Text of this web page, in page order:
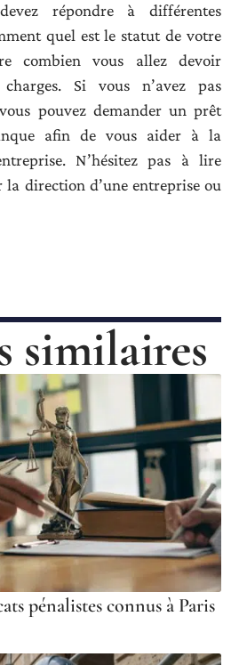
répondre à différentes
quel est le statut de votre
combien vous allez devoir
Si vous n’avez pas
pouvez demander un prêt
afin de vous aider à la
N’hésitez pas à lire
direction d’une entreprise ou
similaires
pénalistes connus à Paris